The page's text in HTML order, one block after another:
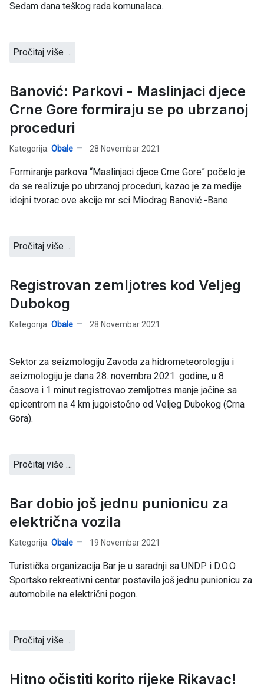
Sedam dana teškog rada komunalaca...
Pročitaj više …
Banović: Parkovi - Maslinjaci djece
Crne Gore formiraju se po ubrzanoj
proceduri
Kategorija: Obale 28 Novembar 2021
Formiranje parkova “Maslinjaci djece Crne Gore” počelo je
da se realizuje po ubrzanoj proceduri, kazao je za medije
idejni tvorac ove akcije mr sci Miodrag Banović -Bane.
Pročitaj više …
Registrovan zemljotres kod Veljeg
Dubokog
Kategorija: Obale 28 Novembar 2021
Sektor za seizmologiju Zavoda za hidrometeorologiju i
seizmologiju je dana 28. novembra 2021. godine, u 8
časova i 1 minut registrovao zemljotres manje jačine sa
epicentrom na 4 km jugoistočno od Veljeg Dubokog (Crna
Gora).
Pročitaj više …
Bar dobio još jednu punionicu za
električna vozila
Kategorija: Obale 19 Novembar 2021
Turistička organizacija Bar je u saradnji sa UNDP i D.O.O.
Sportsko rekreativni centar postavila još jednu punionicu za
automobile na električni pogon.
Pročitaj više …
Hitno očistiti korito rijeke Rikavac!